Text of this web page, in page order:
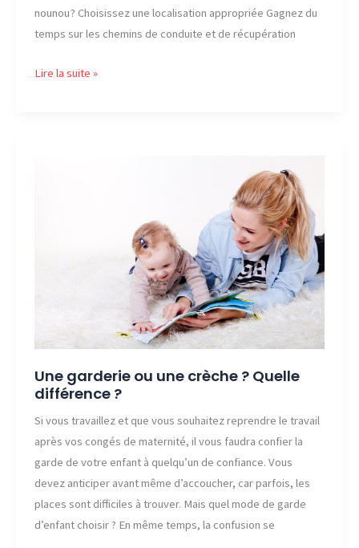
nounou ? Choisissez une localisation appropriée Gagnez du
temps sur les chemins de conduite et de récupération
Comment
Lire la suite »
Une garderie ou une crèche ? Quelle
différence ?
Si vous travaillez et que vous souhaitez reprendre le travail
après vos congés de maternité, il vous faudra confier la
garde de votre enfant à quelqu’un de confiance. Vous
devez anticiper avant même d’accoucher, car parfois, les
places sont difficiles à trouver. Mais quel mode de garde
d’enfant choisir ? En même temps, la confusion se